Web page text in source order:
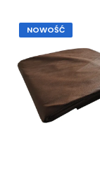
NOWOŚĆ